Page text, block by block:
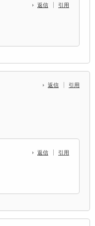
返信 引用
返信 引用
返信 引用